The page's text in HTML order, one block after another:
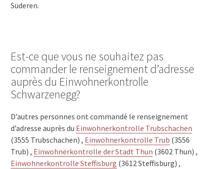
Süderen.
Est-ce que vous ne souhaitez pas
commander le renseignement d’adresse
auprès du Einwohnerkontrolle
Schwarzenegg?
D’autres personnes ont commandé le renseignement
d’adresse auprès du Einwohnerkontrolle Trubschachen
(3555 Trubschachen) , Einwohnerkontrolle Trub (3556
Trub) , Einwohnerkontrolle der Stadt Thun (3602 Thun) ,
Einwohnerkontrolle Steffisburg (3612 Steffisburg) ,